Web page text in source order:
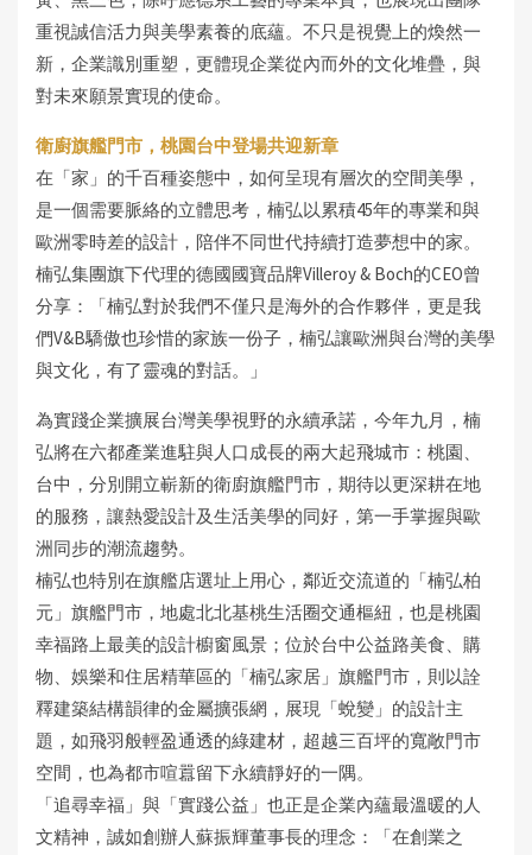
重視誠信活力與美學素養的底蘊。不只是視覺上的煥然一
新，企業識別重塑，更體現企業從內而外的文化堆疊，與
對未來願景實現的使命。
衛廚旗艦門市，桃園台中登場共迎新章
在「家」的千百種姿態中，如何呈現有層次的空間美學，
是一個需要脈絡的立體思考，楠弘以累積45年的專業和與
歐洲零時差的設計，陪伴不同世代持續打造夢想中的家。
楠弘集團旗下代理的德國國寶品牌Villeroy & Boch的CEO曾
分享：「楠弘對於我們不僅只是海外的合作夥伴，更是我
們V&B驕傲也珍惜的家族一份子，楠弘讓歐洲與台灣的美學
與文化，有了靈魂的對話。」
為實踐企業擴展台灣美學視野的永續承諾，今年九月，楠
弘將在六都產業進駐與人口成長的兩大起飛城市：桃園、
台中，分別開立嶄新的衛廚旗艦門市，期待以更深耕在地
的服務，讓熱愛設計及生活美學的同好，第一手掌握與歐
洲同步的潮流趨勢。
楠弘也特別在旗艦店選址上用心，鄰近交流道的「楠弘柏
元」旗艦門市，地處北北基桃生活圈交通樞紐，也是桃園
幸福路上最美的設計櫥窗風景；位於台中公益路美食、購
物、娛樂和住居精華區的「楠弘家居」旗艦門市，則以詮
釋建築結構韻律的金屬擴張網，展現「蛻變」的設計主
題，如飛羽般輕盈通透的綠建材，超越三百坪的寬敞門市
空間，也為都市喧囂留下永續靜好的一隅。
「追尋幸福」與「實踐公益」也正是企業內蘊最溫暖的人
文精神，誠如創辦人蘇振輝董事長的理念：「在創業之